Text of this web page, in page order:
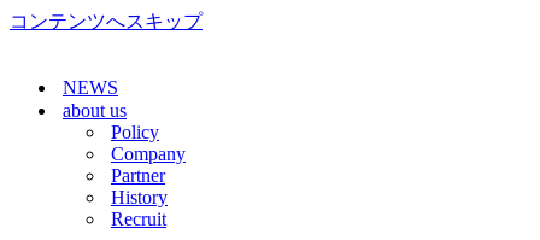
コンテンツへスキップ
NEWS
about us
Policy
Company
Partner
History
Recruit